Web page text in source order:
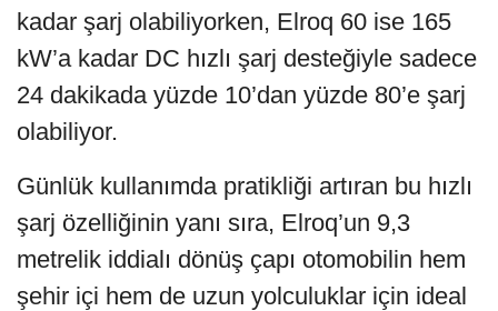
kadar şarj olabiliyorken, Elroq 60 ise 165
kW’a kadar DC hızlı şarj desteğiyle sadece
24 dakikada yüzde 10’dan yüzde 80’e şarj
olabiliyor.
Günlük kullanımda pratikliği artıran bu hızlı
şarj özelliğinin yanı sıra, Elroq’un 9,3
metrelik iddialı dönüş çapı otomobilin hem
şehir içi hem de uzun yolculuklar için ideal